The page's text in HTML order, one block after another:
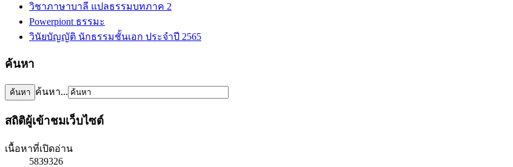
วิชาภาษาบาลี แปลธรรมบทภาค 2
Powerpiont ธรรมะ
วินัยบัญญัติ นักธรรมชั้นเอก ประจำปี 2565
ค้นหา
ค้นหา...
สถิติผู้เข้าชมเว็บไซต์
เนื้อหาที่เปิดอ่าน
5839326